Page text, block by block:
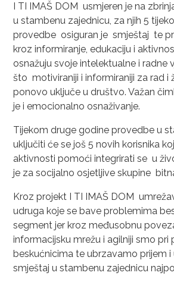
I TI IMAŠ DOM usmjeren je na
u stambenu zajednicu, za njih 5
provedbe osiguran je smještaj te
kroz informiranje, edukaciju i
osnažuju svoje intelektualne i radne
što motiviraniji i informiraniji za rad i
ponovo uključe u društvo. Važan
je i emocionalno osnaživanje.
Tijekom druge godine provedbe u
uključiti će se još 5 novih korisnika
aktivnosti pomoći integrirati se u
je za socijalno osjetljive skupine
Kroz projekt I TI IMAŠ DOM
udruga koje se bave problemima
segment jer kroz međusobnu
informacijsku mrežu i agilniji smo pri
beskućnicima te ubrzavamo prijem i
smještaj u stambenu zajednicu